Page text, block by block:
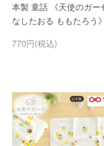
本製 童話 《天使のガー
なしたおる ももたろう》
770円(税込)